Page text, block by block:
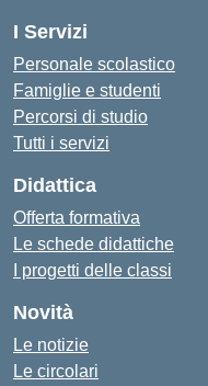
I Servizi
Personale scolastico
Famiglie e studenti
Percorsi di studio
Tutti i servizi
Didattica
Offerta formativa
Le schede didattiche
I progetti delle classi
Novità
Le notizie
Le circolari